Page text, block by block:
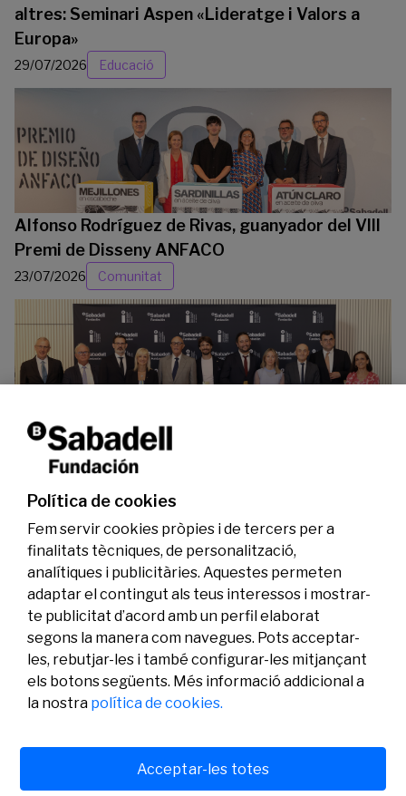
altres: Seminari Aspen «Lideratge i Valors a
Europa»
29/07/2026 Educació
Alfonso Rodríguez de Rivas, guanyador del VIII
Premi de Disseny ANFACO
23/07/2026 Comunitat
La Fundació Banc Sabadell reconeix a dos
investigadors en els àmbits de l’edició del
genoma i l’energia neta
Legal
Avís legal
Activitat
Convocatòries
Social
Política de cookies
Fem servir cookies pròpies i de tercers per a
finalitats tècniques, de personalització,
analítiques i publicitàries. Aquestes permeten
adaptar el contingut als teus interessos i mostrar-
te publicitat d’acord amb un perfil elaborat
segons la manera com navegues. Pots acceptar-
les, rebutjar-les i també configurar-les mitjançant
els botons següents. Més informació addicional a
la nostra política de cookies.
Acceptar-les totes